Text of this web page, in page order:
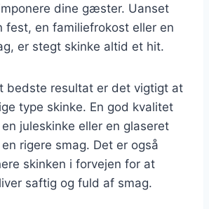
dine gæster. Uanset
fest, en familiefrokost eller en
er stegt skinke altid et hit.
bedste resultat er det vigtigt at
type skinke. En god kvalitet
juleskinke eller en glaseret
rigere smag. Det er også
skinken i forvejen for at
saftig og fuld af smag.